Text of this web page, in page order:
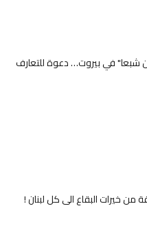
في بيروت… دعوة للتعارف
من خيرات البقاع الى كل لبنان !